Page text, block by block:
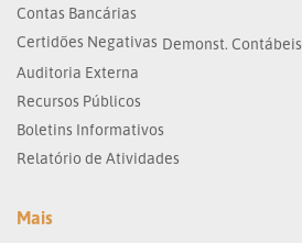
Contas Bancárias
Certidões Negativas Demonst. Contábeis
Auditoria Externa
Recursos Públicos
Boletins Informativos
Relatório de Atividades
Mais